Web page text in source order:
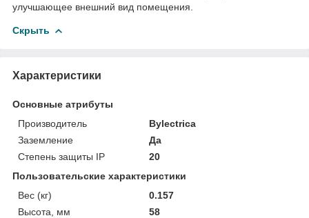
улучшающее внешний вид помещения.
Скрыть
Характеристики
Основные атрибуты
Производитель
Bylectrica
Заземление
Да
Степень защиты IP
20
Пользовательские характеристики
Вес (кг)
0.157
Высота, мм
58